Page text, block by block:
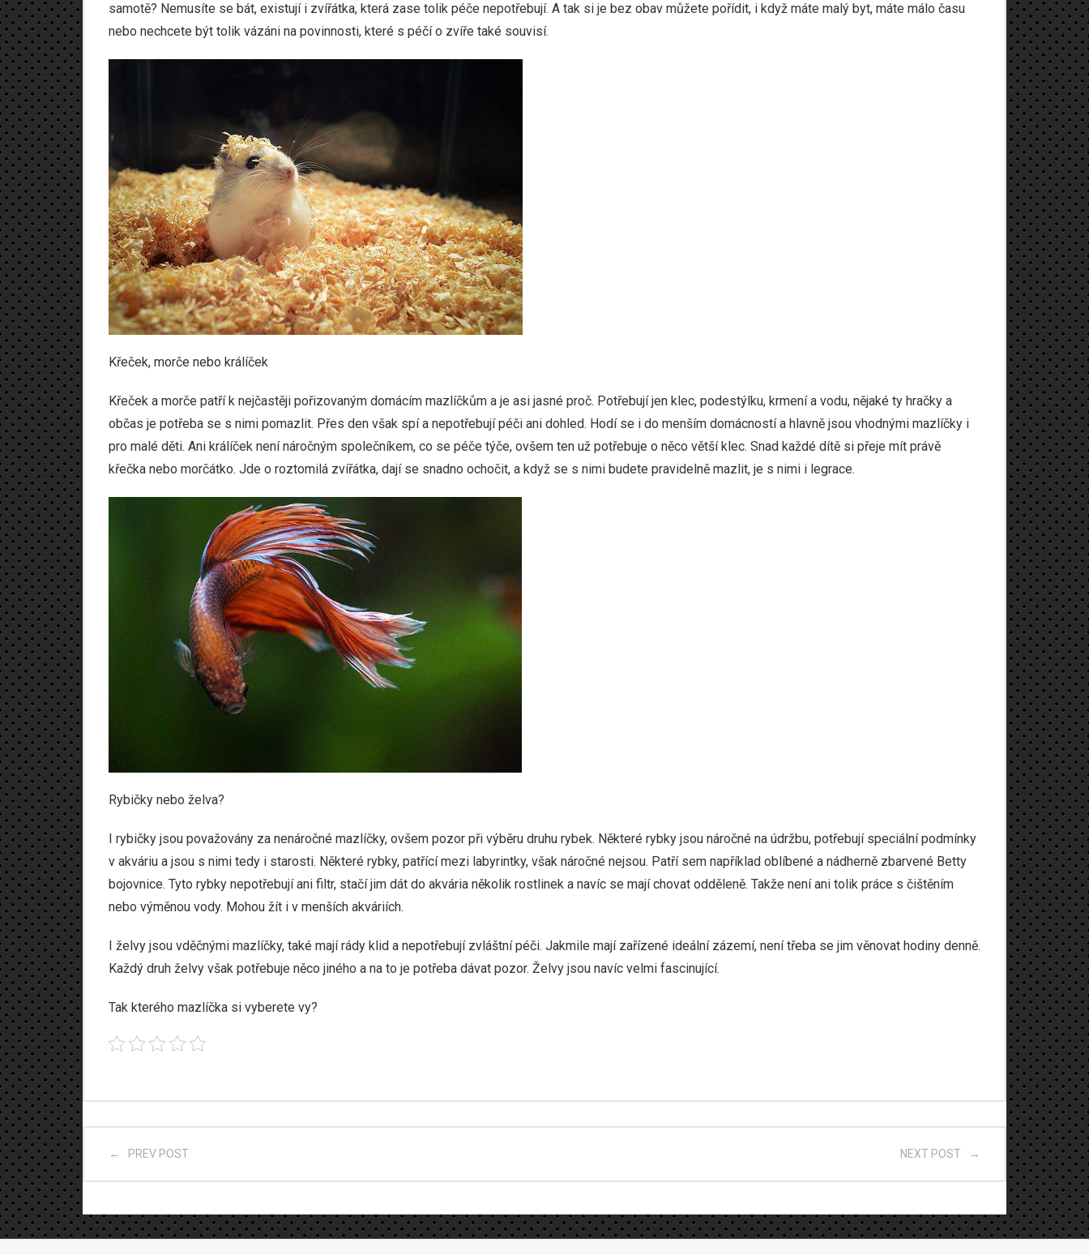
samotě? Nemusíte se bát, existují i zvířátka, která zase tolik péče nepotřebují. A tak si je bez obav můžete pořídit, i když máte malý byt, máte málo času
nebo nechcete být tolik vázáni na povinnosti, které s péčí o zvíře také souvisí.
Křeček, morče nebo králíček
Křeček a morče patří k nejčastěji pořizovaným domácím mazlíčkům a je asi jasné proč. Potřebují jen klec, podestýlku, krmení a vodu, nějaké ty hračky a
občas je potřeba se s nimi pomazlit. Přes den však spí a nepotřebují péči ani dohled. Hodí se i do menším domácností a hlavně jsou vhodnými mazlíčky i
pro malé děti. Ani králíček není náročným společníkem, co se péče týče, ovšem ten už potřebuje o něco větší klec. Snad každé dítě si přeje mít právě
křečka nebo morčátko. Jde o roztomilá zvířátka, dají se snadno ochočit, a když se s nimi budete pravidelně mazlit, je s nimi i legrace.
Rybičky nebo želva?
I rybičky jsou považovány za nenáročné mazlíčky, ovšem pozor při výběru druhu rybek. Některé rybky jsou náročné na údržbu, potřebují speciální podmínky
v akváriu a jsou s nimi tedy i starosti. Některé rybky, patřící mezi labyrintky, však náročné nejsou. Patří sem například oblíbené a nádherně zbarvené Betty
bojovnice. Tyto rybky nepotřebují ani filtr, stačí jim dát do akvária několik rostlinek a navíc se mají chovat odděleně. Takže není ani tolik práce s čištěním
nebo výměnou vody. Mohou žít i v menších akváriích.
I želvy jsou vděčnými mazlíčky, také mají rády klid a nepotřebují zvláštní péči. Jakmile mají zařízené ideální zázemí, není třeba se jim věnovat hodiny denně.
Každý druh želvy však potřebuje něco jiného a na to je potřeba dávat pozor. Želvy jsou navíc velmi fascinující.
Tak kterého mazlíčka si vyberete vy?
PREV POST NEXT POST